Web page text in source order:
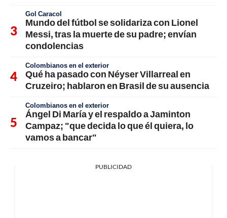
Gol Caracol
Mundo del fútbol se solidariza con Lionel
Messi, tras la muerte de su padre; envían
condolencias
Colombianos en el exterior
Qué ha pasado con Néyser Villarreal en
Cruzeiro; hablaron en Brasil de su ausencia
Colombianos en el exterior
Ángel Di María y el respaldo a Jaminton
Campaz; "que decida lo que él quiera, lo
vamos a bancar"
PUBLICIDAD